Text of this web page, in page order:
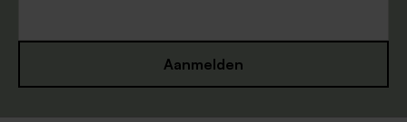
Aanmelden